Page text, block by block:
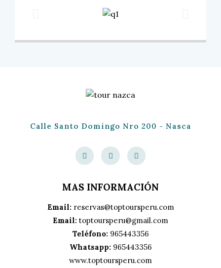
Calle Santo Domingo Nro 200 - Nasca
MAS INFORMACIÓN
Email:reservas@toptoursperu.com
Email: toptoursperu@gmail.com
Teléfono:965443356
Whatsapp:965443356
www.toptoursperu.com